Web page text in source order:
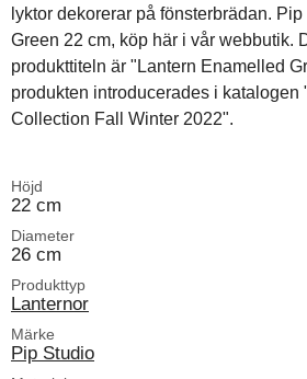
lyktor dekorerar på fönsterbrädan.
Green 22 cm, köp här i vår webbutik.
produkttiteln är "Lantern Enamelled
produkten introducerades i katalogen
Collection Fall Winter 2022".
Höjd
22 cm
Diameter
26 cm
Produkttyp
Lanternor
Märke
Pip Studio